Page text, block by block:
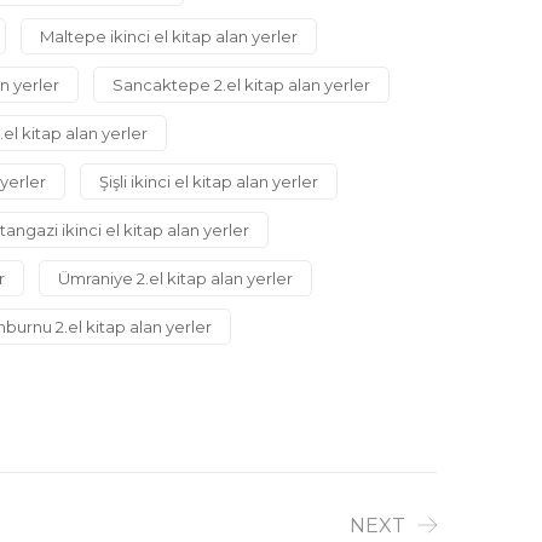
Maltepe ikinci el kitap alan yerler
yerler Sancaktepe 2.el kitap alan yerler
kitap alan yerler
Şişli ikinci el kitap alan yerler
ikinci el kitap alan yerler
Ümraniye 2.el kitap alan yerler
2.el kitap alan yerler
NEXT